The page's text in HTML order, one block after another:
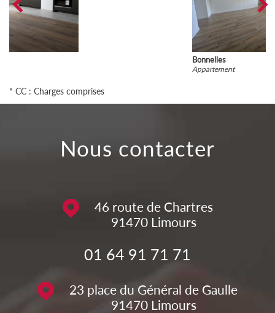
* CC : Charges comprises
nous contacter
46 route de Chartres
91470 Limours
01 64 91 71 71
23 place du Général de Gaulle
91470 Limours